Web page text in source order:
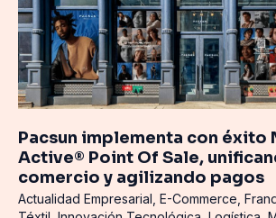
Pacsun implementa con éxito
Active® Point Of Sale,
comercio y agilizando pagos
Actualidad Empresarial E-Commerce
Active®
Point
Of
Sale,
unificando
comercio
y
agilizando
pagos